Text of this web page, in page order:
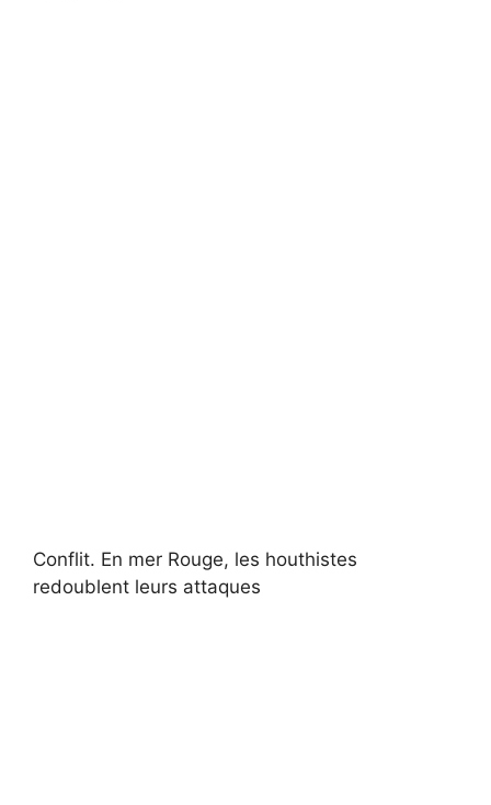
Conflit. En mer Rouge, les houthistes
redoublent leurs attaques